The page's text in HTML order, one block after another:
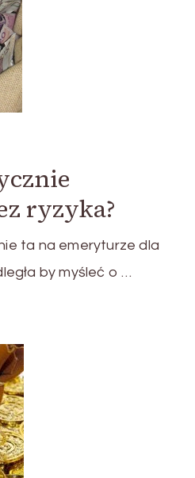
ryzyka?
ta na emeryturze dla
by myśleć o …